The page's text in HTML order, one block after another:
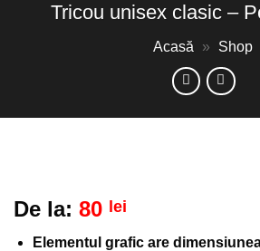
Tricou unisex clasic –
Acasă » Shop
De la: 80 lei
Elementul grafic are